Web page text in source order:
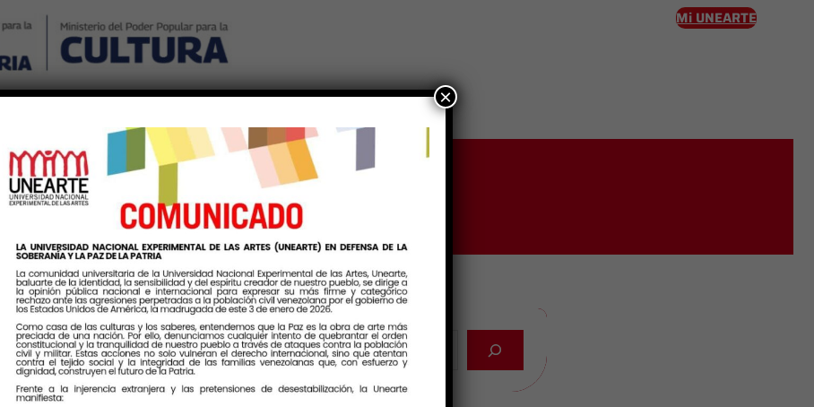
Mi UNEARTE
Ingreso
Etiqueta:FiestaSanjuan
×